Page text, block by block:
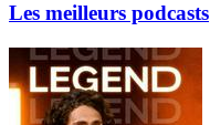
Les meilleurs podcasts